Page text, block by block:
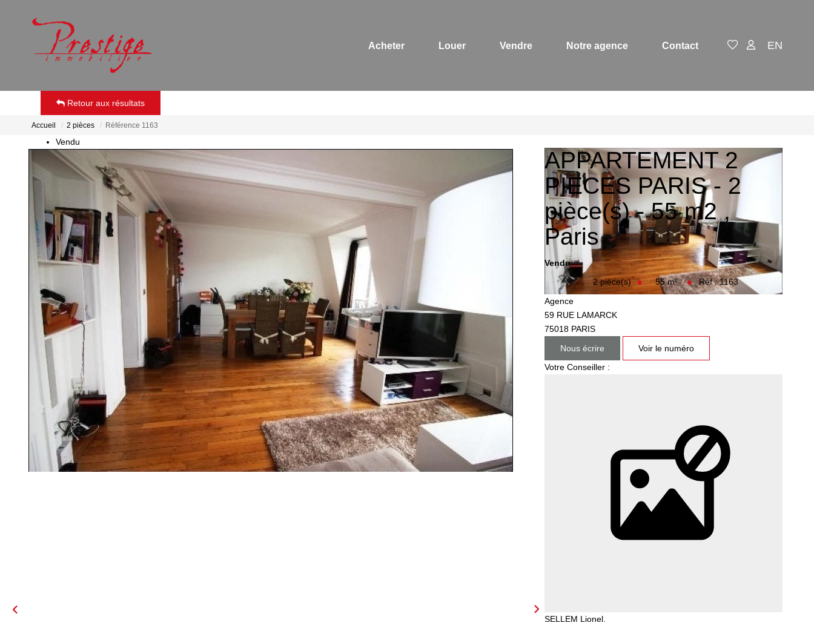
Acheter Louer Vendre Notre agence Contact EN
Retour aux résultats
Accueil 2 pièces Référence 1163
Vendu
APPARTEMENT 2
PIECES PARIS - 2
pièce(s) - 55 m2,
Paris
Vendu
2pièce(s) 55m² Réf :1163
Agence
59 RUE LAMARCK
75018 PARIS
Nous écrire
Voir le numéro
Votre Conseiller :
SELLEM Lionel,